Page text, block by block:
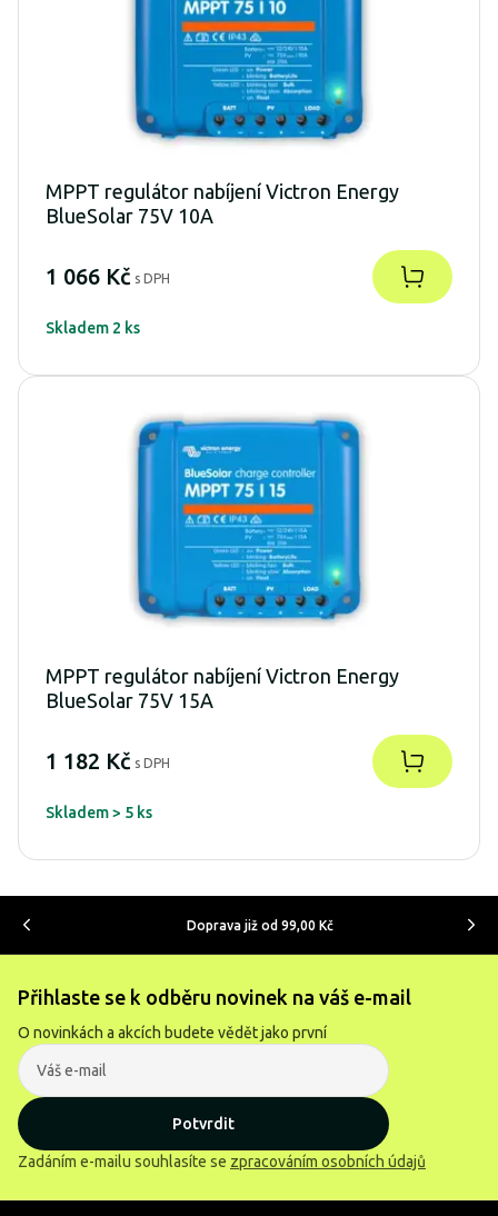
MPPT regulátor nabíjení Victron Energy
BlueSolar 75V 10A
1 066 Kč s DPH
Skladem 2 ks
MPPT regulátor nabíjení Victron Energy
BlueSolar 75V 15A
1 182 Kč s DPH
Skladem > 5 ks
Doprava již od 99,00 Kč
Přihlaste se k odběru novinek na váš e-mail
O novinkách a akcích budete vědět jako první
Potvrdit
Zadáním e-mailu souhlasíte se zpracováním osobních údajů